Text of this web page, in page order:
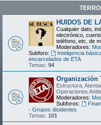
HUIDOS DE
Cualquier dato,
electrónico,
teléfono, etc, de
Moderadores:
Subforo:
Inteligencia
encarcelados de ETA
Temas: 94
Organización
Estructura,
Operaciones
Moderadores:
Subforos:
- Grupos disidentes
Temas: 101